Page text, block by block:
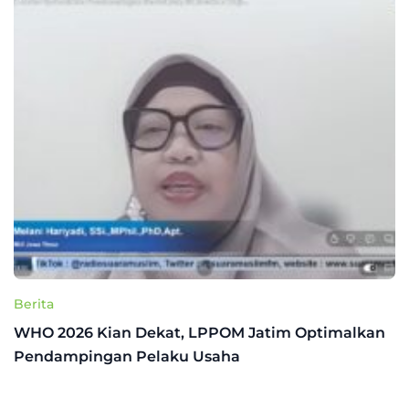
Berita
WHO 2026 Kian Dekat, LPPOM Jatim Optimalkan
Pendampingan Pelaku Usaha